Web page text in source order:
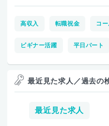
高収入 転職祝金 コ
ビギナー活躍 平日パート
最近見た求人／過去の
最近見た求人